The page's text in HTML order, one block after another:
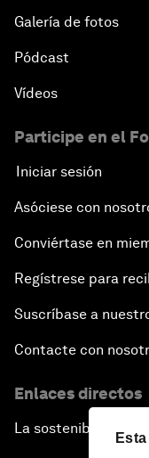
Galería de fotos
Pódcast
Vídeos
Participe en el
Iniciar sesión
Asóciese con
Conviértase en
Regístrese para
Suscríbase a
Contacte con
Enlaces directos
La sostenibilidad en